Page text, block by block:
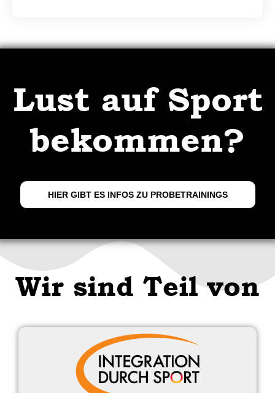
Lust auf Sport
bekommen?
HIER GIBT ES INFOS ZU PROBETRAININGS
Wir sind Teil von